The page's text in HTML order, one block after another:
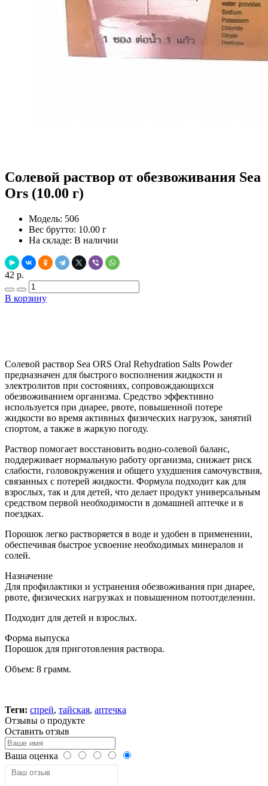
Солевой раствор от обезвоживания Sea
Ors (10.00 г)
Модель: 506
Вес брутто: 10.00 г
На складе: В наличии
42 р.
В корзину
Солевой раствор Sea ORS Oral Rehydration Salts Powder
предназначен для быстрого восполнения жидкости и
электролитов при состояниях, сопровождающихся
обезвоживанием организма. Средство эффективно
используется при диарее, рвоте, повышенной потере
жидкости во время активных физических нагрузок, занятий
спортом, а также в жаркую погоду.
Раствор помогает восстановить водно-солевой баланс,
поддерживает нормальную работу организма, снижает риск
слабости, головокружения и общего ухудшения самочувствия,
связанных с потерей жидкости. Формула подходит как для
взрослых, так и для детей, что делает продукт универсальным
средством первой необходимости в домашней аптечке и в
поездках.
Порошок легко растворяется в воде и удобен в применении,
обеспечивая быстрое усвоение необходимых минералов и
солей.
Назначение
Для профилактики и устранения обезвоживания при диарее,
рвоте, физических нагрузках и повышенном потоотделении.
Подходит для детей и взрослых.
Форма выпуска
Порошок для приготовления раствора.
Объем: 8 грамм.
Теги: спрей, тайская, аптечка
Отзывы о продукте
Оставить отзыв
Ваша оценка